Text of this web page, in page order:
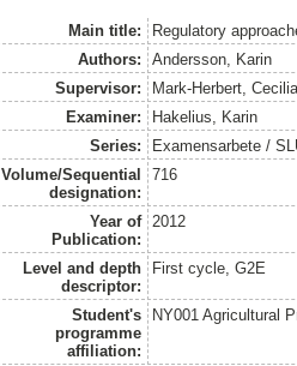
Main title:
Regulatory
Authors:
Andersson, Karin
Supervisor:
Mark-Herbert,
Examiner:
Hakelius, Karin
Series:
Examensarbete /
Volume/Sequential
designation:
716
Year of
Publication:
2012
Level and depth
descriptor:
First cycle, G2E
Student's
programme
affiliation:
NY001 Agricultural